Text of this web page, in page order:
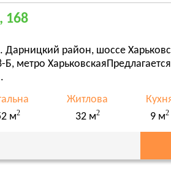
168
Дарницкий район, шоссе
Б, метро
м2
Житлова
32 м2
9 м2